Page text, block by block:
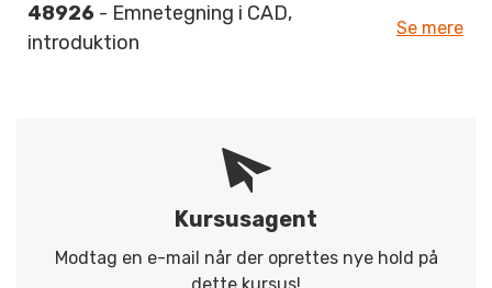
48926 - Emnetegning i CAD,
introduktion
Se mere
Kursusagent
Modtag en e-mail når der oprettes nye hold på